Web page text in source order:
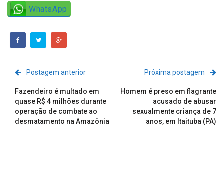
WhatsApp
Postagem anterior
Fazendeiro é multado em
quase R$ 4 milhões durante
operação de combate ao
desmatamento na Amazônia
Próxima postagem
Homem é preso em flagrante
acusado de abusar
sexualmente criança de 7
anos, em Itaituba (PA)